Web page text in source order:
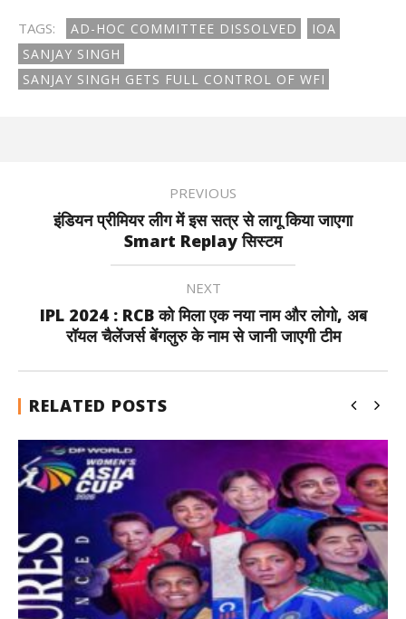
TAGS: AD-HOC COMMITTEE DISSOLVED
IOA
SANJAY SINGH
SANJAY SINGH GETS FULL CONTROL OF WFI
PREVIOUS
इंडियन प्रीमियर लीग में इस सत्र से लागू किया जाएगा
Smart Replay सिस्टम
NEXT
IPL 2024 : RCB को मिला एक नया नाम और लोगो, अब
रॉयल चैलेंजर्स बेंगलुरु के नाम से जानी जाएगी टीम
RELATED POSTS